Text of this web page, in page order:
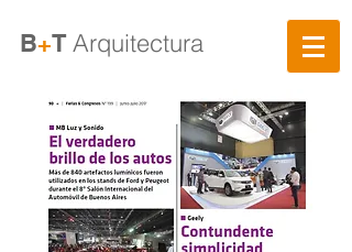
B+TArquitectura